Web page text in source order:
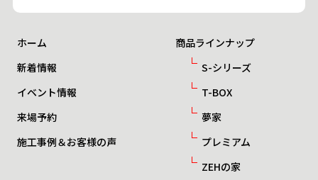
ホーム
新着情報
イベント情報
来場予約
施工事例＆お客様の声
商品ラインナップ
S-シリーズ
T-BOX
夢家
プレミアム
ZEHの家